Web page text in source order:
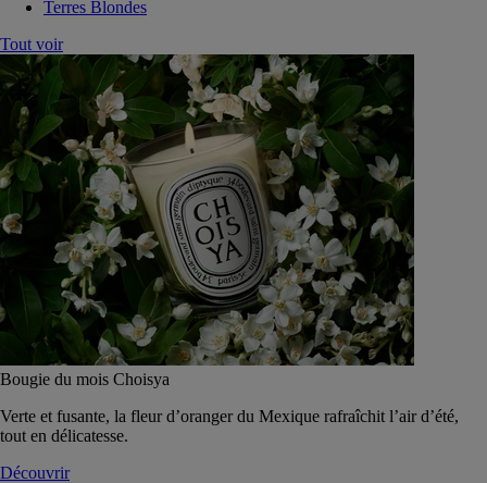
Terres Blondes
Tout voir
Bougie du mois Choisya
Verte et fusante, la fleur d’oranger du Mexique rafraîchit l’air d’été,
tout en délicatesse.
Découvrir